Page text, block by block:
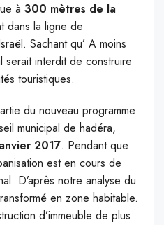
à 300 mètres de la
dans la ligne de
Sachant qu’ A moins
interdit de construire
touristiques.
du nouveau programme
municipal de hadéra,
2017. Pendant que
est en cours de
D’après notre analyse du
en zone habitable.
d’immeuble de plus